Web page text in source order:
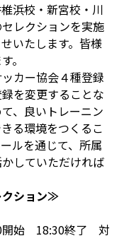
浜校・新宮校・川
レクションを実施
いたします。皆様
。
カー協会４種登録
を変更することな
、良いトレーニン
る環境をつくるこ
ルを通じて、所属
していただければ
クション≫
始 18:30終了 対